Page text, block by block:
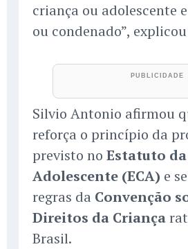
criança ou adolescente
ou condenado”,
Silvio Antonio afirmou
reforça o princípio da
previsto no Estatuto
Adolescente (ECA) e
regras da Convenção
Direitos da Criança
Brasil.